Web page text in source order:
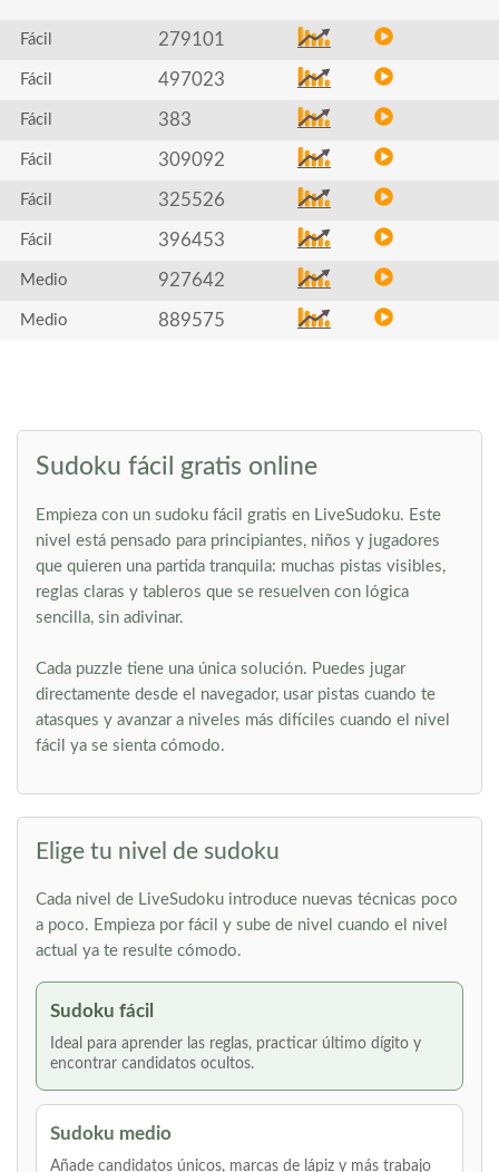
Fácil 279101
Fácil 497023
Fácil 383
Fácil 309092
Fácil 325526
Fácil 396453
Medio 927642
Medio 889575
Sudoku fácil gratis online
Empieza con un sudoku fácil gratis en LiveSudoku. Este
nivel está pensado para principiantes, niños y jugadores
que quieren una partida tranquila: muchas pistas visibles,
reglas claras y tableros que se resuelven con lógica
sencilla, sin adivinar.
Cada puzzle tiene una única solución. Puedes jugar
directamente desde el navegador, usar pistas cuando te
atasques y avanzar a niveles más difíciles cuando el nivel
fácil ya se sienta cómodo.
Elige tu nivel de sudoku
Cada nivel de LiveSudoku introduce nuevas técnicas poco
a poco. Empieza por fácil y sube de nivel cuando el nivel
actual ya te resulte cómodo.
Sudoku fácil
Ideal para aprender las reglas, practicar último dígito y
encontrar candidatos ocultos.
Sudoku medio
Añade candidatos únicos, marcas de lápiz y más trabajo